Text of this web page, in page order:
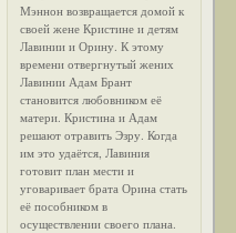
Мэннон возвращается домой к
своей жене Кристине и детям
Лавинии и Орину. К этому
времени отвергнутый жених
Лавинии Адам Брант
становится любовником её
матери. Кристина и Адам
решают отравить Эзру. Когда
им это удаётся, Лавиния
готовит план мести и
уговаривает брата Орина стать
её пособником в
осуществлении своего плана.